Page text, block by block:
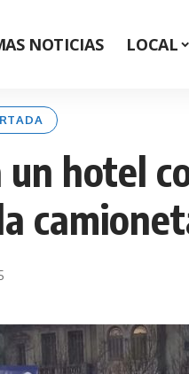
NOTICIAS LOCAL
un hotel